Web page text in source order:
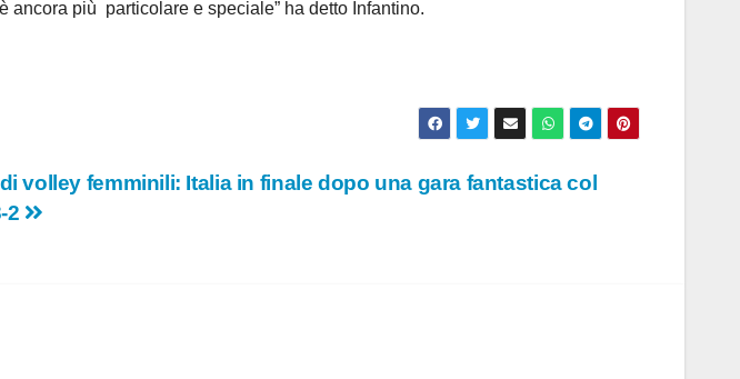
più particolare e speciale” ha detto Infantino.
volley femminili: Italia in finale dopo una gara fantastica col
2